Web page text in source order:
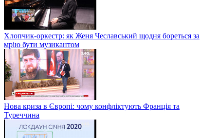
Хлопчик-оркестр: як Женя Чеславський щодня бореться за
мрію бути музикантом
Нова криза в Європі: чому конфліктують Франція та
Туреччина